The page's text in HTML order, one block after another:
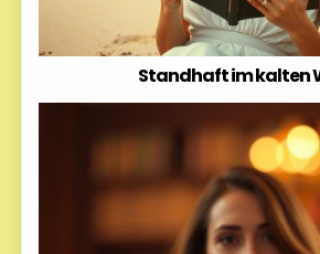
Standhaft im kalten